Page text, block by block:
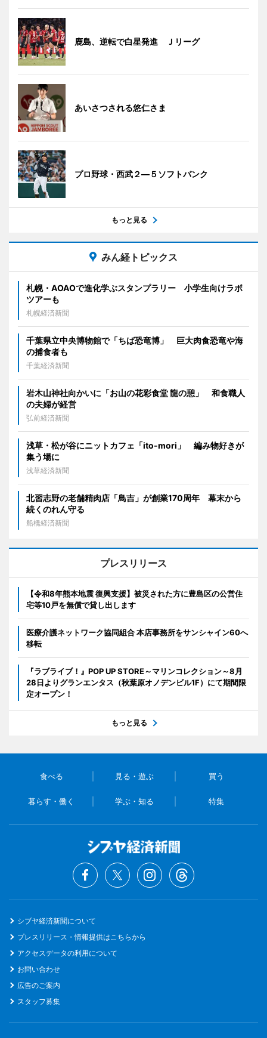
鹿島、逆転で白星発進 Ｊリーグ
あいさつされる悠仁さま
プロ野球・西武２―５ソフトバンク
もっと見る
みん経トピックス
札幌・AOAOで進化学ぶスタンプラリー 小学生向けラボ
ツアーも
札幌経済新聞
千葉県立中央博物館で「ちば恐竜博」 巨大肉食恐竜や海
の捕食者も
千葉経済新聞
岩木山神社向かいに「お山の花彩食堂 龍の憩」 和食職人
の夫婦が経営
弘前経済新聞
浅草・松が谷にニットカフェ「ito-mori」 編み物好きが
集う場に
浅草経済新聞
北習志野の老舗精肉店「鳥吉」が創業170周年 幕末から
続くのれん守る
船橋経済新聞
プレスリリース
【令和8年熊本地震 復興支援】被災された方に豊島区の公営住
宅等10戸を無償で貸し出します
医療介護ネットワーク協同組合 本店事務所をサンシャイン60へ
移転
『ラブライブ！』POP UP STORE～マリンコレクション～8月
28日よりグランエンタス（秋葉原オノデンビル1F）にて期間限
定オープン！
もっと見る
食べる 見る・遊ぶ 買う
暮らす・働く 学ぶ・知る 特集
シブヤ経済新聞について
プレスリリース・情報提供はこちらから
アクセスデータの利用について
お問い合わせ
広告のご案内
スタッフ募集